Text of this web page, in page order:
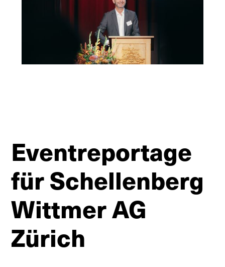
Eventreportage
für Schellenberg
Wittmer AG
Zürich